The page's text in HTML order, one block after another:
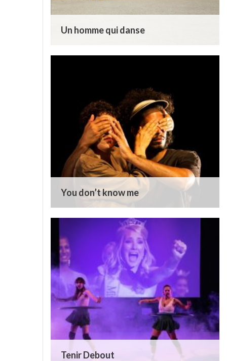
Un homme qui danse
You don’t know me
Tenir Debout